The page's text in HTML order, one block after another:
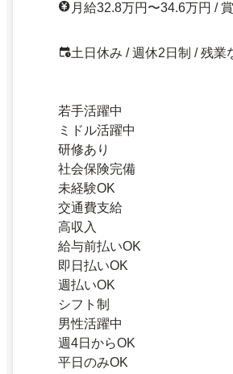
月給32.8万円〜34.6万円 /
土日休み / 週休2日制 / 残業
若手活躍中
ミドル活躍中
研修あり
社会保険完備
未経験OK
交通費支給
高収入
給与前払いOK
即日払いOK
週払いOK
シフト制
男性活躍中
週4日からOK
平日のみOK